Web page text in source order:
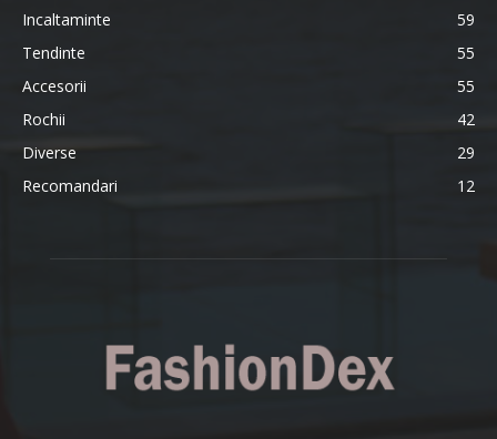
Incaltaminte
59
Tendinte
55
Accesorii
55
Rochii
42
Diverse
29
Recomandari
12